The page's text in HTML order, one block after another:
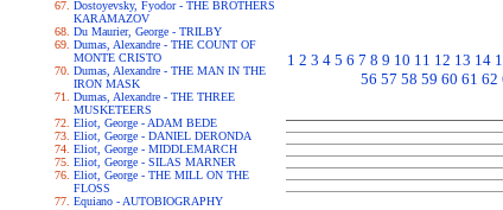
Dostoyevsky, Fyodor - THE BROTHERS
KARAMAZOV
Du Maurier, George - TRILBY
Dumas, Alexandre - THE COUNT OF
MONTE CRISTO
Dumas, Alexandre - THE MAN IN THE
IRON MASK
Dumas, Alexandre - THE THREE
MUSKETEERS
Eliot, George - ADAM BEDE
Eliot, George - DANIEL DERONDA
Eliot, George - MIDDLEMARCH
Eliot, George - SILAS MARNER
Eliot, George - THE MILL ON THE
FLOSS
Equiano - AUTOBIOGRAPHY
1 2 3 4 5 6 7 8 9 10 11 12 13 14
56 57 58 59 60 61 62